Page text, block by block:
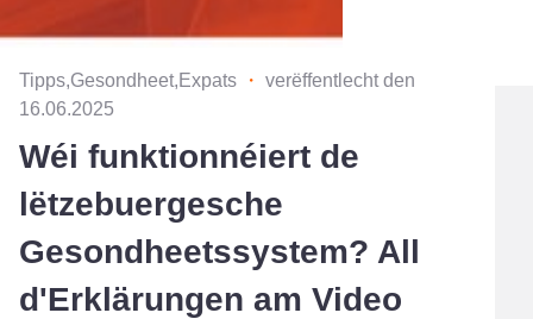
Tipps,Gesondheet,Expats ・ verëffentlecht den
16.06.2025
Wéi funktionnéiert de
lëtzebuergesche
Gesondheetssystem? All
d'Erklärungen am Video